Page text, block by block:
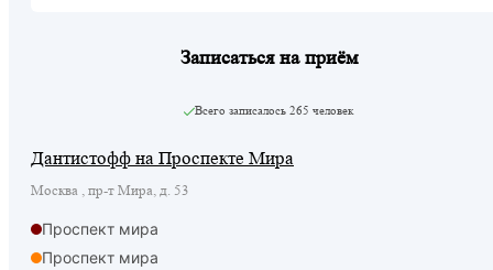
Записаться на приём
Всего записалось 265 человек
Дантистофф на Проспекте Мира
Москва , пр-т Мира, д. 53
Проспект мира
Проспект мира